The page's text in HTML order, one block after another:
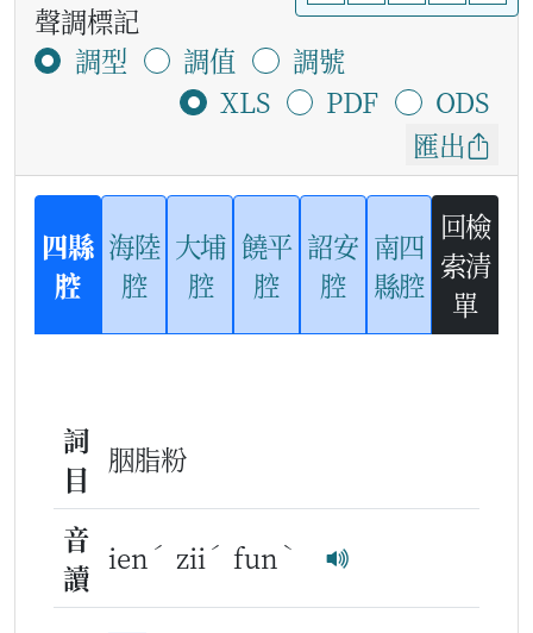
聲調標記
調型
調值
調號
XLS
PDF
ODS
匯出
四縣
腔
海陸
腔
大埔
腔
饒平
腔
詔安
腔
南四
縣腔
回檢
索清
單
詞
目
胭脂粉
音
讀
ien ˊ zii ˊ fun ˋ